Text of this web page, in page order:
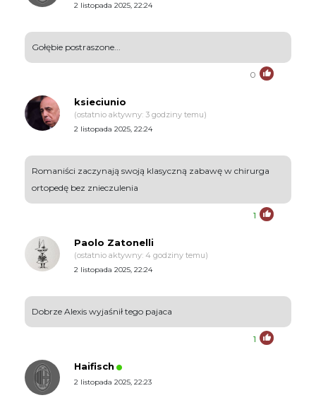
2 listopada 2025, 22:24
Gołębie postraszone...
0
ksieciunio
(ostatnio aktywny: 3 godziny temu)
2 listopada 2025, 22:24
Romaniści zaczynają swoją klasyczną zabawę w chirurga
ortopedę bez znieczulenia
1
Paolo Zatonelli
(ostatnio aktywny: 4 godziny temu)
2 listopada 2025, 22:24
Dobrze Alexis wyjaśnił tego pajaca
1
Haifisch
2 listopada 2025, 22:23